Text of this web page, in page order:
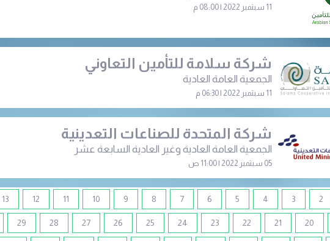
11 سبتمبر 2022 | 08:00 م
شركة سلامة للتأمين التعاوني
الجمعية العامة العادية
11 سبتمبر 2022 | 06:30 م
شركة المتحدة للصناعات التعدينية
الجمعية العامة العادية وغير العادية السابعة عشر
05 سبتمبر 2022 | 11:00 ص
2
3
4
5
6
7
8
9
10
11
12
13
20
21
22
23
24
25
26
27
28
29